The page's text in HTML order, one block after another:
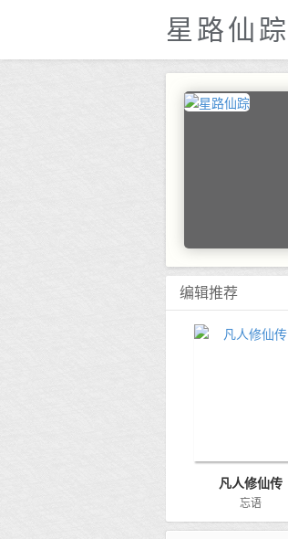
星路仙踪
编辑推荐
凡人修仙传
忘语